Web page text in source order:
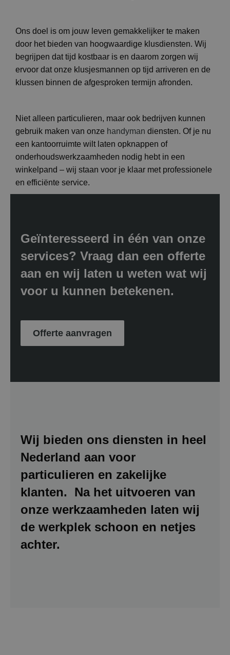
Ons doel is om jouw leven gemakkelijker te maken
door het bieden van hoogwaardige klusdiensten. Wij
begrijpen dat tijd kostbaar is en daarom zorgen wij
ervoor dat onze klusjesmannen op tijd arriveren en de
klussen binnen de afgesproken termijn afronden.
Niet alleen particulieren, maar ook bedrijven kunnen
gebruik maken van onze handyman diensten. Of je nu
een kantoorruimte wilt laten opknappen of
onderhoudswerkzaamheden nodig hebt in een
winkelpand – wij staan voor je klaar met professionele
en efficiënte service.
Geïnteresseerd in één van onze
services? Vraag dan een offerte
aan en wij laten u weten wat wij
voor u kunnen betekenen.
Offerte aanvragen
Wij bieden ons diensten in heel
Nederland aan voor
particulieren en zakelijke
klanten. Na het uitvoeren van
onze werkzaamheden laten wij
de werkplek schoon en netjes
achter.